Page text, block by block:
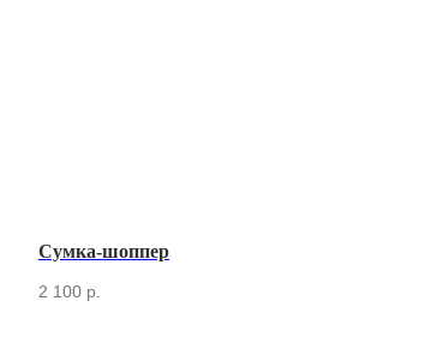
Сумка-шоппер
2 100 р.